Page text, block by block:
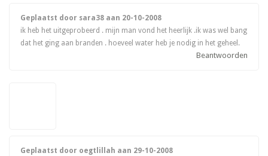
Geplaatst door sara38 aan 20-10-2008
ik heb het uitgeprobeerd . mijn man vond het heerlijk .ik was wel bang
dat het ging aan branden . hoeveel water heb je nodig in het geheel.
Beantwoorden
Geplaatst door oegtlillah aan 29-10-2008